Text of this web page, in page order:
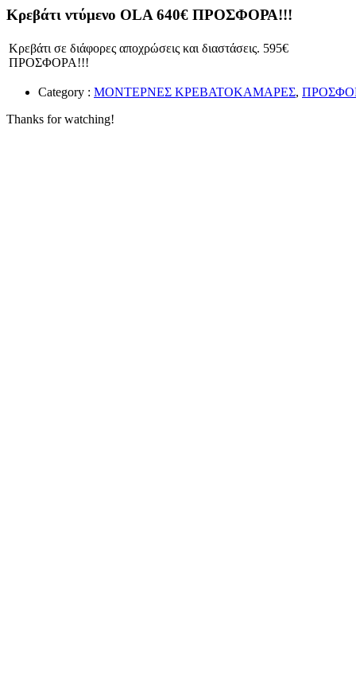
Κρεβάτι ντύμενο OLA 640€ ΠΡΟΣΦΟΡΑ!!!
Κρεβάτι σε διάφορες αποχρώσεις και διαστάσεις. 595€
ΠΡΟΣΦΟΡΑ!!!
Category : ΜΟΝΤΕΡΝΕΣ ΚΡΕΒΑΤΟΚΑΜΑΡΕΣ,
Thanks for watching!